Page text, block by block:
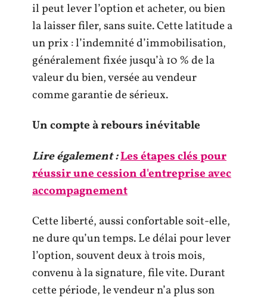
il peut lever l’option et acheter, ou bien
la laisser filer, sans suite. Cette latitude a
un prix : l’indemnité d’immobilisation,
généralement fixée jusqu’à 10 % de la
valeur du bien, versée au vendeur
comme garantie de sérieux.
Un compte à rebours inévitable
Lire également :Les étapes clés pour
réussir une cession d'entreprise avec
accompagnement
Cette liberté, aussi confortable soit-elle,
ne dure qu’un temps. Le délai pour lever
l’option, souvent deux à trois mois,
convenu à la signature, file vite. Durant
cette période, le vendeur n’a plus son